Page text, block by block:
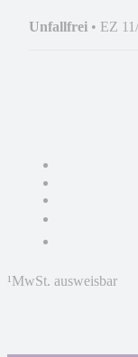
Unfallfrei • EZ
¹MwSt. ausweisbar